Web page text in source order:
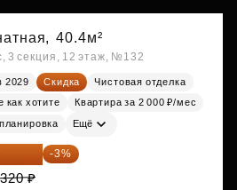
40.4м²
3 секция, 12 этаж, №132
2029 Скидка
Чистовая отделка
как хотите
Квартира за 2 000 ₽/мес
Ещё
800 ₽ -3%
₽